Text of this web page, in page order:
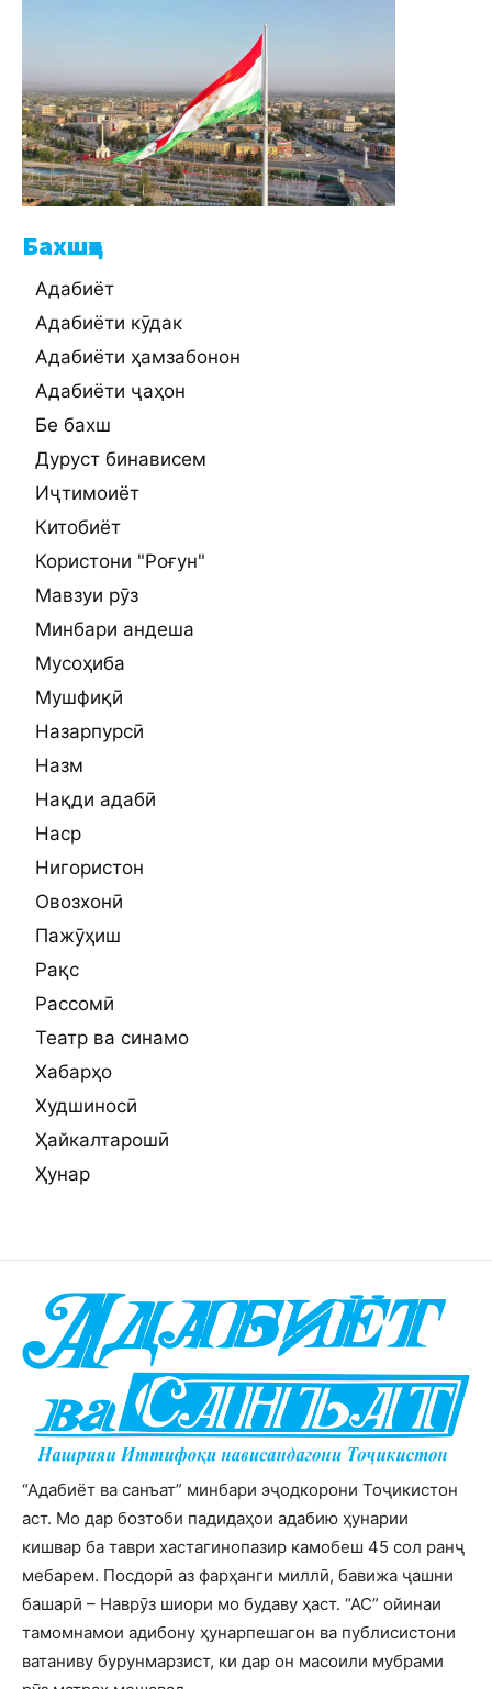
Бахшҳо
Адабиёт
Адабиёти кӯдак
Адабиёти ҳамзабонон
Адабиёти ҷаҳон
Бе бахш
Дуруст бинависем
Иҷтимоиёт
Китобиёт
Користони "Роғун"
Мавзуи рӯз
Минбари андеша
Мусоҳиба
Мушфиқӣ
Назарпурсӣ
Назм
Нақди адабӣ
Наср
Нигористон
Овозхонӣ
Пажӯҳиш
Рақс
Рассомӣ
Театр ва синамо
Хабарҳо
Худшиносӣ
Ҳайкалтарошӣ
Ҳунар
“Адабиёт ва санъат” минбари эҷодкорони Тоҷикистон
аст. Мо дар бозтоби падидаҳои адабию ҳунарии
кишвар ба таври хастагинопазир камобеш 45 сол ранҷ
мебарем. Посдорӣ аз фарҳанги миллӣ, бавижа ҷашни
башарӣ – Наврӯз шиори мо будаву ҳаст. “АС” ойинаи
тамомнамои адибону ҳунарпешагон ва публисистони
ватаниву бурунмарзист, ки дар он масоили мубрами